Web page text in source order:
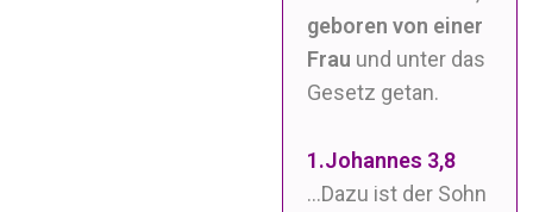
geboren von einer
Frau und unter das
Gesetz getan.
1.Johannes 3,8
…Dazu ist der Sohn